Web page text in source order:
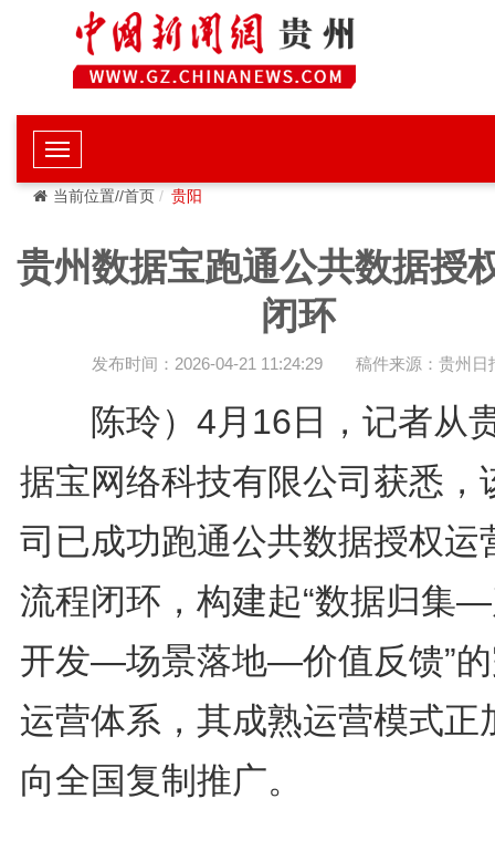
当前位置//首页 贵阳
贵州数据宝跑通公共数据授
闭环
发布时间：2026-04-21 11:24:29 稿件来源：贵州日
陈玲）4月16日，记者从
据宝网络科技有限公司获悉，
司已成功跑通公共数据授权运
流程闭环，构建起“数据归集
开发—场景落地—价值反馈”
运营体系，其成熟运营模式正
向全国复制推广。